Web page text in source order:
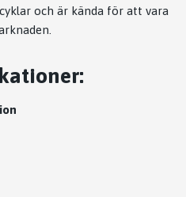
och är kända för att vara